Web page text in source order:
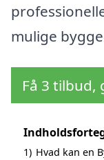
mulige
Få 3
1) Hvad kan en